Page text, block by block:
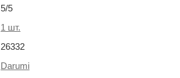
5/5
1 шт.
26332
Darumi